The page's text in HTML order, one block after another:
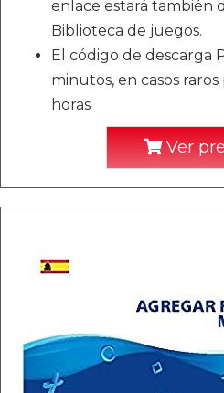
enlace estará también
Biblioteca de juegos.
El código de descarga
minutos, en casos
horas
Ver